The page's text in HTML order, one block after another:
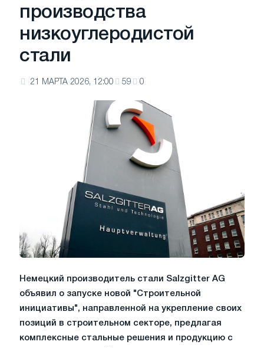
производства
низкоуглеродистой
стали
21 МАРТА 2026, 12:00 59 0
Немецкий производитель стали Salzgitter AG
объявил о запуске новой "Строительной
инициативы", направленной на укрепление своих
позиций в строительном секторе, предлагая
комплексные стальные решения и продукцию с